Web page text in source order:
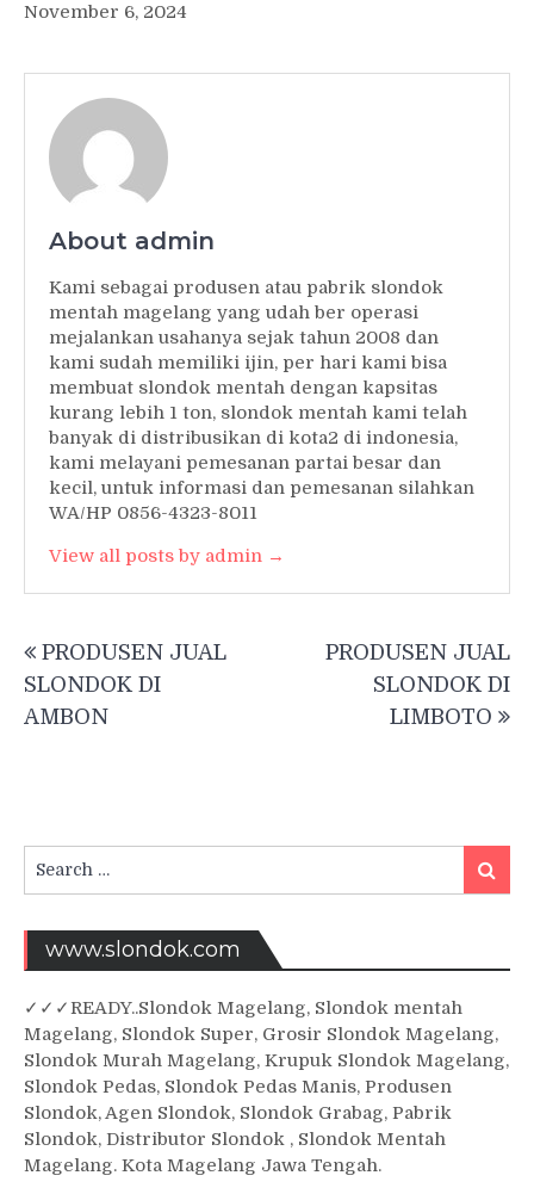
November 6, 2024
About admin
Kami sebagai produsen atau pabrik slondok
mentah magelang yang udah ber operasi
mejalankan usahanya sejak tahun 2008 dan
kami sudah memiliki ijin, per hari kami bisa
membuat slondok mentah dengan kapsitas
kurang lebih 1 ton, slondok mentah kami telah
banyak di distribusikan di kota2 di indonesia,
kami melayani pemesanan partai besar dan
kecil, untuk informasi dan pemesanan silahkan
WA/HP 0856-4323-8011
View all posts by admin →
navigation
PRODUSEN JUAL
SLONDOK DI
AMBON
PRODUSEN JUAL
SLONDOK DI
LIMBOTO
for:
Search
www.slondok.com
✓ ✓✓READY..Slondok Magelang, Slondok mentah
Magelang, Slondok Super, Grosir Slondok Magelang,
Slondok Murah Magelang, Krupuk Slondok Magelang,
Slondok Pedas, Slondok Pedas Manis, Produsen
Slondok, Agen Slondok, Slondok Grabag, Pabrik
Slondok, Distributor Slondok , Slondok Mentah
Magelang. Kota Magelang Jawa Tengah.